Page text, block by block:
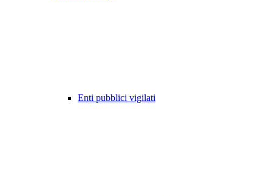
Enti pubblici vigilati